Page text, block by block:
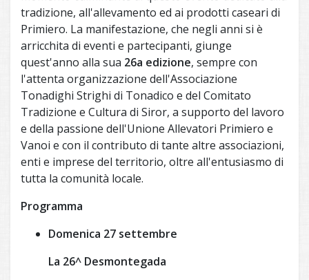
tradizione, all'allevamento ed ai prodotti caseari di
Primiero. La manifestazione, che negli anni si è
arricchita di eventi e partecipanti, giunge
quest'anno alla sua 26a edizione, sempre con
l'attenta organizzazione dell'Associazione
Tonadighi Strighi di Tonadico e del Comitato
Tradizione e Cultura di Siror, a supporto del lavoro
e della passione dell'Unione Allevatori Primiero e
Vanoi e con il contributo di tante altre associazioni,
enti e imprese del territorio, oltre all'entusiasmo di
tutta la comunità locale.
Programma
Domenica 27 settembre
La 26^ Desmontegada